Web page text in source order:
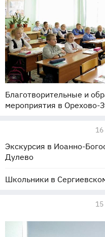
Благотворительные и
мероприятия в Орехово-
16
Экскурсия в Иоанно-
Дулево
Школьники в
15